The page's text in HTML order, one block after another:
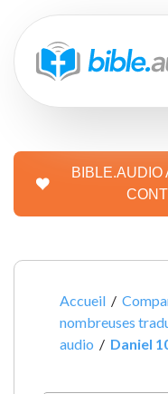
BIBLE.AUDIO
Accueil /
nombreuses
audio / Daniel